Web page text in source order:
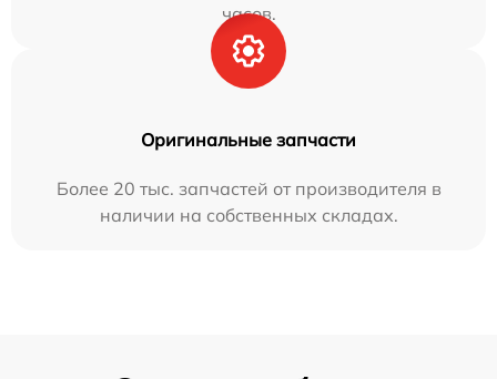
часов.
Оригинальные запчасти
Более 20 тыс. запчастей от производителя в
наличии на собственных складах.